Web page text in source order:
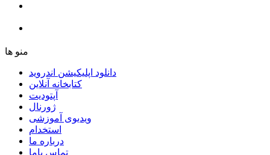
ﻣﻨﻮ ﻫﺎ
دانلود اپلیکیشن اندروید
ﮐﺘﺎﺑﺨﺎﻧﻪ ﺁﻧﻼﯾﻦ
ﺁﭘﺘﻮﺩﯾﺖ
ﮊﻭﺭﻧﺎﻝ
ویدیوی آموزشی
استخدام
درباره ما
ﺗﻤﺎﺱ ﺑﺎﻣﺎ